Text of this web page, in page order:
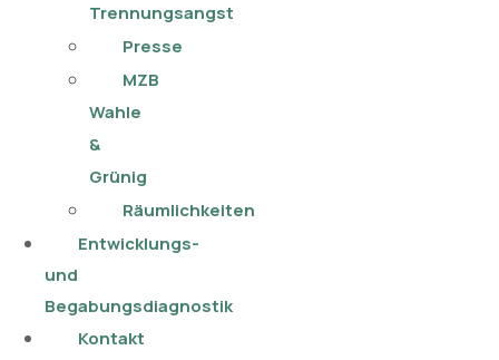
Trennungsangst
Presse
MZB
Wahle
&
Grünig
Räumlichkeiten
Entwicklungs-
und
Begabungsdiagnostik
Kontakt